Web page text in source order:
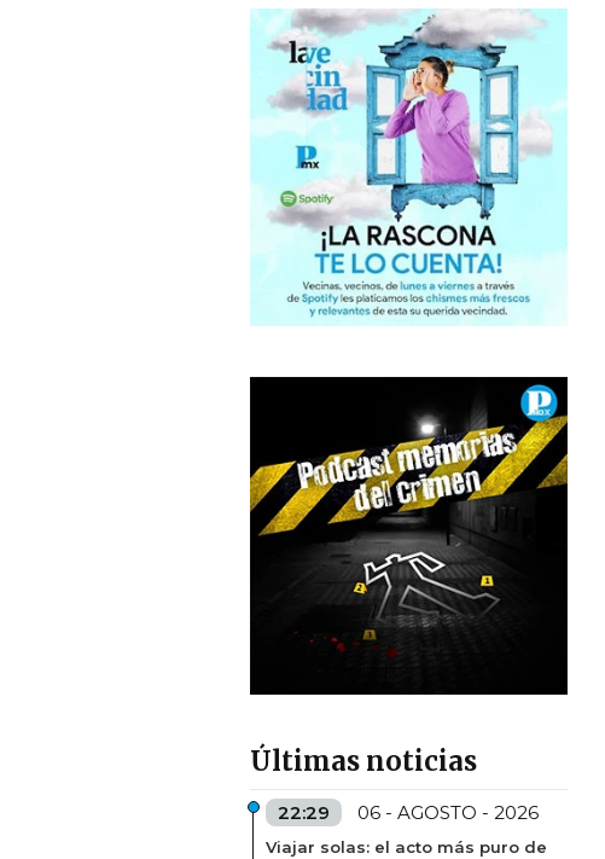
Últimas noticias
22:29 06 - AGOSTO - 2026
Viajar solas: el acto más puro de